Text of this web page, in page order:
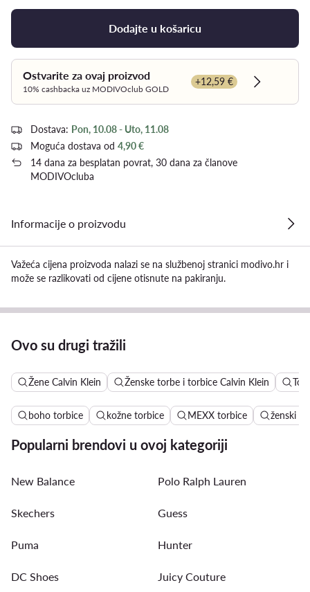
Dodajte u košaricu
Ostvarite za ovaj proizvod
10% cashbacka uz MODIVOclub GOLD
+12,59 €
Dowiedz
Dostava: Pon, 10.08 - Uto, 11.08
Moguća dostava od 4,90 €
14 dana za besplatan povrat, 30 dana za članove
MODIVOcluba
Informacije o proizvodu
Važeća cijena proizvoda nalazi se na službenoj stranici modivo.hr i
može se razlikovati od cijene otisnute na pakiranju.
Ovo su drugi tražili
Žene Calvin Klein Ženske torbe i torbice Calvin Klein
boho torbice kožne torbice MEXX torbice ženski
Popularni brendovi u ovoj kategoriji
New Balance Polo Ralph Lauren
Skechers Guess
Puma Hunter
DC Shoes Juicy Couture